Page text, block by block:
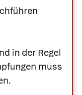
in der Regel
muss